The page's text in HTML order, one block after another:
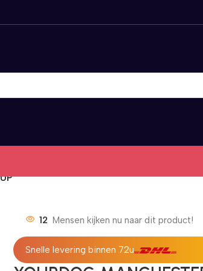
12 Mensen kijken nu naar dit product!
Snelle levering binnen 72u